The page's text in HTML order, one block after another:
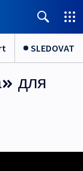
SLEDOVAT
для